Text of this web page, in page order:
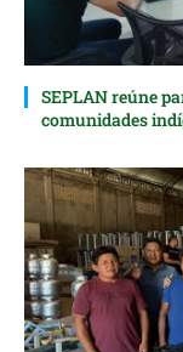
SEPLAN reúne
comunidades